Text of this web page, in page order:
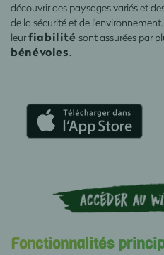
découvrir des paysages variés et
de la sécurité et de l'environnement.
leurfiabilité sont assurées par
bénévoles.
Fonctionnalités